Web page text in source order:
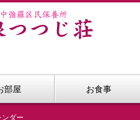
部屋 お食事
ンダー